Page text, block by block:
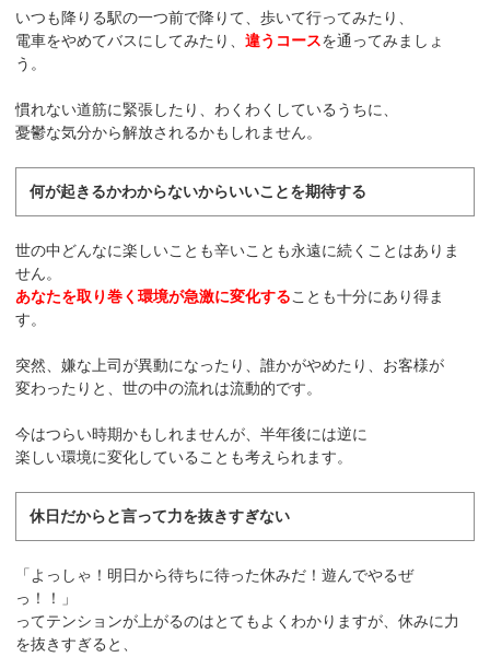
いつも降りる駅の一つ前で降りて、歩いて行ってみたり、
電車をやめてバスにしてみたり、違うコースを通ってみましょ
う。
慣れない道筋に緊張したり、わくわくしているうちに、
憂鬱な気分から解放されるかもしれません。
何が起きるかわからないからいいことを期待する
世の中どんなに楽しいことも辛いことも永遠に続くことはありま
せん。
あなたを取り巻く環境が急激に変化することも十分にあり得ま
す。
突然、嫌な上司が異動になったり、誰かがやめたり、お客様が
変わったりと、世の中の流れは流動的です。
今はつらい時期かもしれませんが、半年後には逆に
楽しい環境に変化していることも考えられます。
休日だからと言って力を抜きすぎない
「よっしゃ！明日から待ちに待った休みだ！遊んでやるぜ
っ！！」
ってテンションが上がるのはとてもよくわかりますが、休みに力
を抜きすぎると、